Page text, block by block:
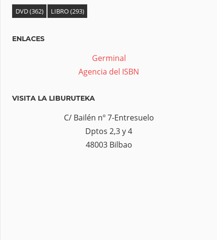
á
t
DVD(362) LIBRO(293)
ENLACES
Germinal
Agencia del ISBN
VISITA LA LIBURUTEKA
C/ Bailén nº 7-Entresuelo
Dptos 2,3 y 4
48003 Bilbao